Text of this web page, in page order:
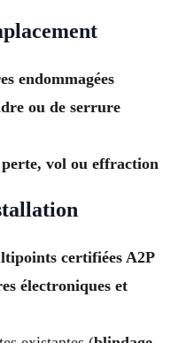
endommagées
ou de serrure
perte, vol ou effraction
certifiées A2P
électroniques et